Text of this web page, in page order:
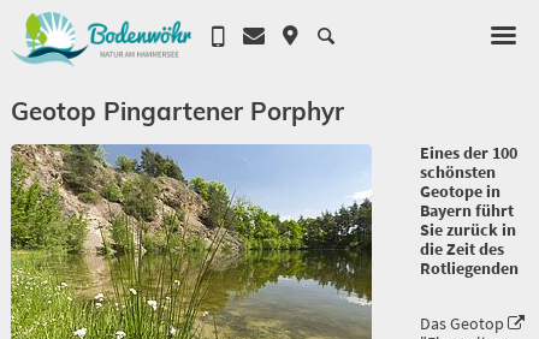
Geotop Pingartener Porphyr
Eines der 100
schönsten
Geotope in
Bayern führt
Sie zurück in
die Zeit des
Rotliegenden
Das Geotop